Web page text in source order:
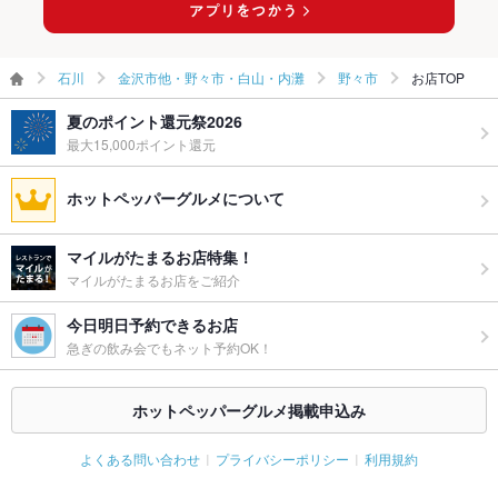
石川 金沢市他・野々市・白山・内灘 野々市 お店TOP
夏のポイント還元祭2026
最大15,000ポイント還元
ホットペッパーグルメについて
マイルがたまるお店特集！
マイルがたまるお店をご紹介
今日明日予約できるお店
急ぎの飲み会でもネット予約OK！
ホットペッパーグルメ掲載申込み
よくある問い合わせ プライバシーポリシー 利用規約